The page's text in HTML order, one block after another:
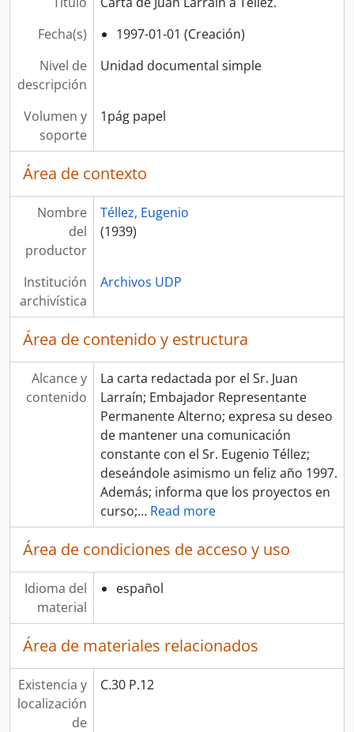
Fecha(s)
1997-01-01 (Creación)
Nivel de
descripción
Unidad documental simple
Volumen y
soporte
1pág papel
Área de contexto
Nombre
del
productor
Téllez, Eugenio
(1939)
Institución
archivística
Archivos UDP
Área de contenido y estructura
Alcance y
contenido
La carta redactada por el Sr. Juan
Larraín; Embajador Representante
Permanente Alterno; expresa su deseo
de mantener una comunicación
constante con el Sr. Eugenio Téllez;
deseándole asimismo un feliz año 1997.
Además; informa que los proyectos en
curso;… Read more
Área de condiciones de acceso y uso
Idioma del
material
español
Área de materiales relacionados
Existencia y
localización
de
C.30 P.12